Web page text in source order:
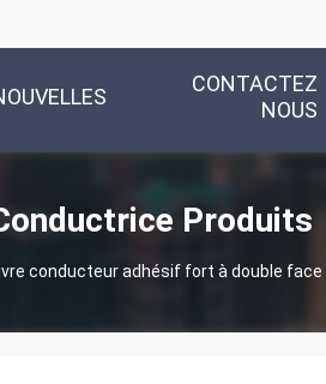
CONTACTEZ
NOUS
Produits
conducteur adhésif fort à double face